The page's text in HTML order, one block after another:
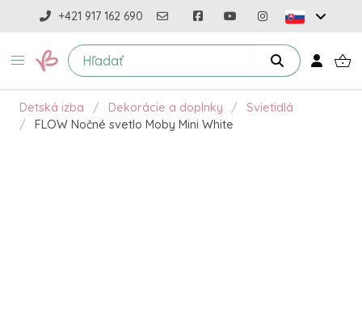
+421 917 162 690
Detská izba Dekorácie a doplnky
Svietidlá
FLOW Nočné svetlo Moby Mini White